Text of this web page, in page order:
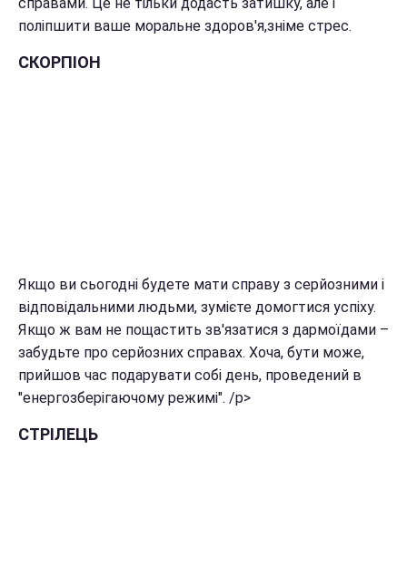
справами. Це не тільки додасть затишку, але і
поліпшити ваше моральне здоров'я,зніме стрес.
СКОРПІОН
Якщо ви сьогодні будете мати справу з серйозними і
відповідальними людьми, зумієте домогтися успіху.
Якщо ж вам не пощастить зв'язатися з дармоїдами –
забудьте про серйозних справах. Хоча, бути може,
прийшов час подарувати собі день, проведений в
"енергозберігаючому режимі". /p>
СТРІЛЕЦЬ